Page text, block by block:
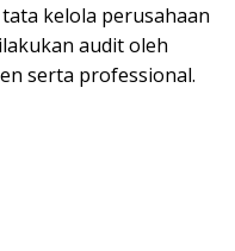
kelola perusahaan
audit oleh
serta professional.